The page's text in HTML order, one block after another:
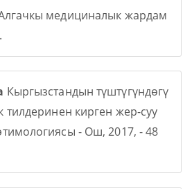
медициналык жардам
Кыргызстандын түштүгүндөгү
кирген жер-суу
- Ош, 2017, - 48